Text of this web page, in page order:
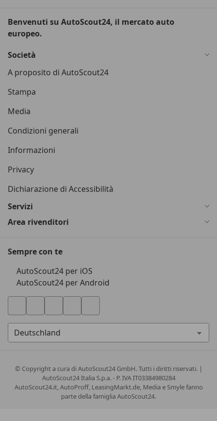
Benvenuti su AutoScout24, il mercato auto
europeo.
Società
A proposito di AutoScout24
Stampa
Media
Condizioni generali
Informazioni
Privacy
Dichiarazione di Accessibilità
Servizi
Area rivenditori
Sempre con te
AutoScout24 per iOS
AutoScout24 per Android
© Copyrighta cura di AutoScout24 GmbH. Tutti i diritti riservati. |
AutoScout24 Italia S.p.a. - P. IVA IT03384980284
AutoScout24.it, AutoProff, LeasingMarkt.de, Media e Smyle fanno
parte della famiglia AutoScout24.